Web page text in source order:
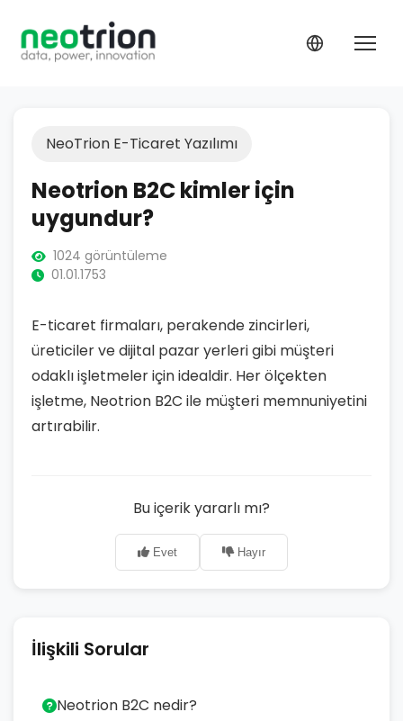
NeoTrion E-Ticaret Yazılımı
Neotrion B2C kimler için
uygundur?
1024 görüntüleme
01.01.1753
E-ticaret firmaları, perakende zincirleri,
üreticiler ve dijital pazar yerleri gibi müşteri
odaklı işletmeler için idealdir. Her ölçekten
işletme, Neotrion B2C ile müşteri memnuniyetini
artırabilir.
Bu içerik yararlı mı?
Evet Hayır
İlişkili Sorular
Neotrion B2C nedir?